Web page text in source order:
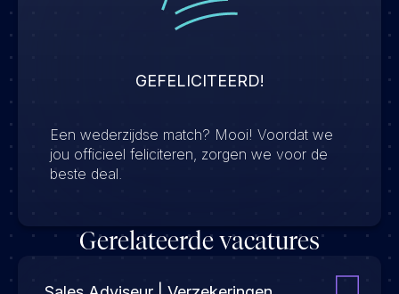
GEFELICITEERD!
Een wederzijdse match? Mooi! Voordat we
jou officieel feliciteren, zorgen we voor de
beste deal.
Gerelateerde vacatures